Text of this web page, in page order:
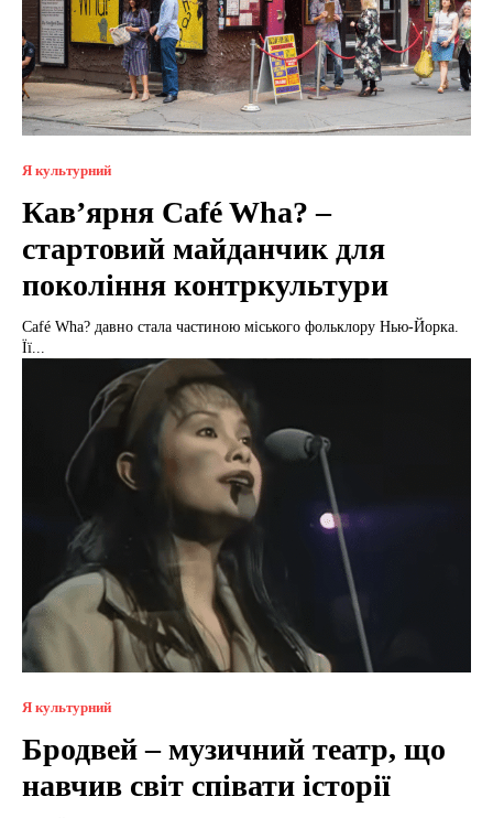
Я культурний
Кав’ярня Café Wha? –
стартовий майданчик для
покоління контркультури
Café Wha? давно стала частиною міського фольклору Нью-Йорка.
Її...
Я культурний
Бродвей – музичний театр, що
навчив світ співати історії